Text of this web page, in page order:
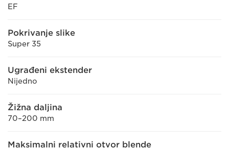
EF
Pokrivanje slike
Super 35
Ugrađeni ekstender
Nijedno
Žižna daljina
70–200 mm
Maksimalni relativni otvor blende